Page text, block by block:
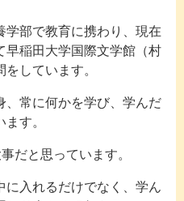
学部で教育に携わり、現在
早稲田大学国際文学館（村
をしています。
、常に何かを学び、学んだ
す。
だと思っています。
に入れるだけでなく、学ん